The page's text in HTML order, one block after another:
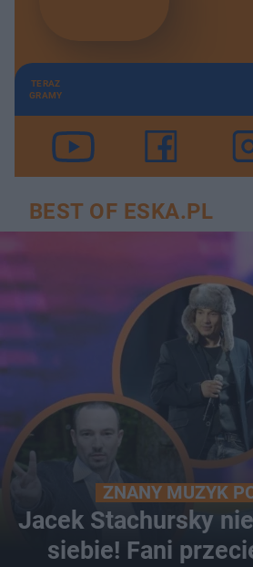
TERAZ
GRAMY
BEST OF ESKA.PL
ZNANY MUZYK
Jacek Stachursky
siebie! Fani